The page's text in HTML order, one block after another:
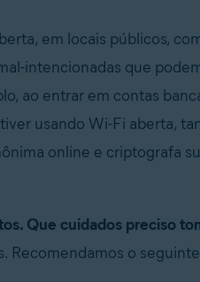
em locais públicos,
intencionadas que
ao entrar em contas
usando Wi-Fi aberta,
online e criptografa
Que cuidados preciso
Recomendamos o